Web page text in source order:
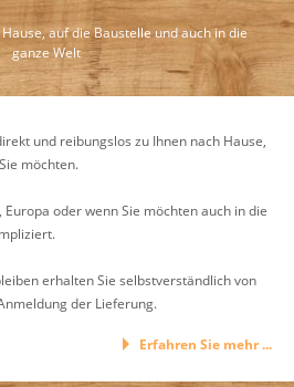
auf die Baustelle und auch in die
ganze Welt
und reibungslos zu Ihnen nach Hause,
möchten.
oder wenn Sie möchten auch in die
erhalten Sie selbstverständlich von
der Lieferung.
Erfahren Sie mehr ...